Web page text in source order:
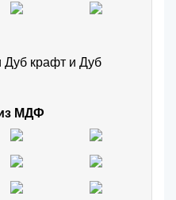
Дуб крафт и Дуб
МДФ